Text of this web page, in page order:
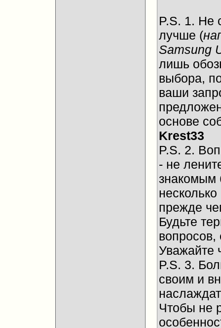
P.S. 1. Не
лучше (
Samsung
лишь
выбора,
ваши
основе
Krest33
P.S. 2.
- не
знакомым
прежде
Будьте
вопросов,
Уважайте
P.S. 3.
своим и
Чтобы не